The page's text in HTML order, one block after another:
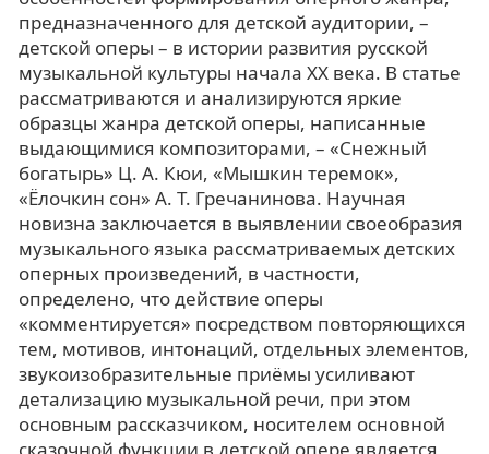
предназначенного для детской аудитории, –
детской оперы – в истории развития русской
музыкальной культуры начала XX века. В статье
рассматриваются и анализируются яркие
образцы жанра детской оперы, написанные
выдающимися композиторами, – «Снежный
богатырь» Ц. А. Кюи, «Мышкин теремок»,
«Ёлочкин сон» А. Т. Гречанинова. Научная
новизна заключается в выявлении своеобразия
музыкального языка рассматриваемых детских
оперных произведений, в частности,
определено, что действие оперы
«комментируется» посредством повторяющихся
тем, мотивов, интонаций, отдельных элементов,
звукоизобразительные приёмы усиливают
детализацию музыкальной речи, при этом
основным рассказчиком, носителем основной